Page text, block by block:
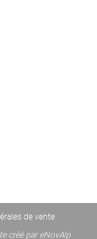
de vente
créé par eNovAlp